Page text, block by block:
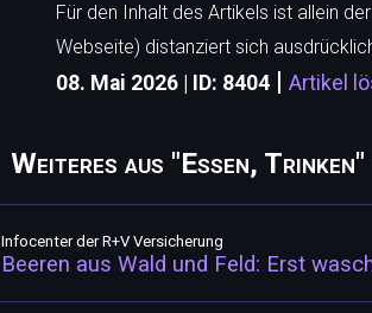
Für den Inhalt des Artikels ist allein
Webseite) distanziert sich
08. Mai 2026 | ID: 8404 | Artikel
Weiteres aus "Essen, Trinken"
Infocenter der R+V Versicherung
Beeren aus Wald und Feld: Erst